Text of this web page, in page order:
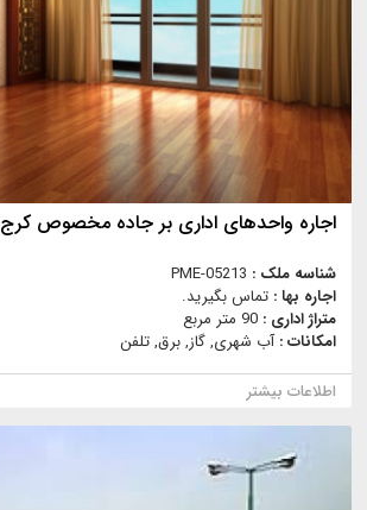
اجاره واحدهای اداری بر جاده مخصوص کرج
شناسه ملک : PME-05213
اجاره بها : تماس بگیرید.
متراژ اداری : 90 متر مربع
امکانات :آب شهری, گاز, برق, تلفن
اطلاعات بیشتر